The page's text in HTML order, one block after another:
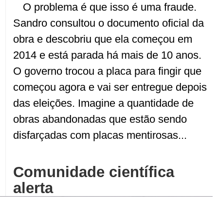
O problema é que isso é uma fraude.
Sandro consultou o documento oficial da
obra e descobriu que ela começou em
2014 e está parada há mais de 10 anos.
O governo trocou a placa para fingir que
começou agora e vai ser entregue depois
das eleições. Imagine a quantidade de
obras abandonadas que estão sendo
disfarçadas com placas mentirosas...
Comunidade científica
alerta